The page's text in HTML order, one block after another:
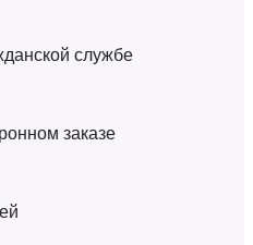
службе
заказе